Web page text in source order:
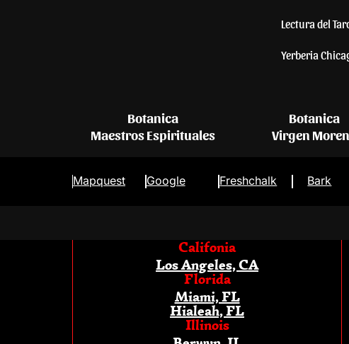
Lectura del
Yerberia
Botanica
Maestros Espirituales
Botanica
Virgen
Mapquest Google Freshchalk Bark
Califonia
Los Angeles, CA
Florida
Miami, FL
Hialeah, FL
Illinois